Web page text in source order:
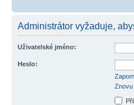
Administrátor vyžaduje,
Uživatelské jméno:
Heslo:
Znovu